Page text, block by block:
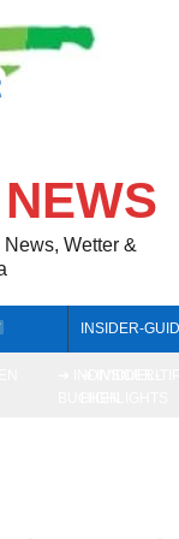
Wetter &
INSIDER-